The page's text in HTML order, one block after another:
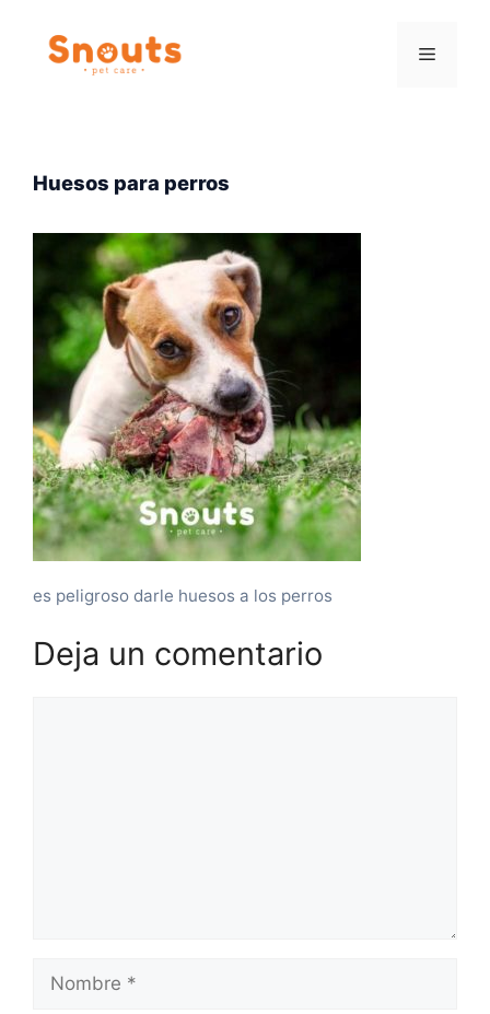
contenido
Menú
Huesos para perros
es peligroso darle huesos a los perros
Deja un comentario
Nombre